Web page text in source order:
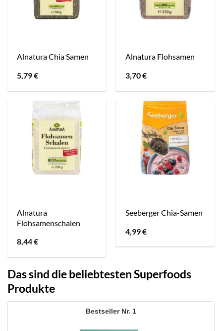
Alnatura Chia Samen
5,79€
Alnatura Flohsamen
3,70€
Alnatura
Flohsamenschalen
8,44€
Seeberger Chia-Samen
4,99€
Das sind die beliebtesten Superfoods
Produkte
1